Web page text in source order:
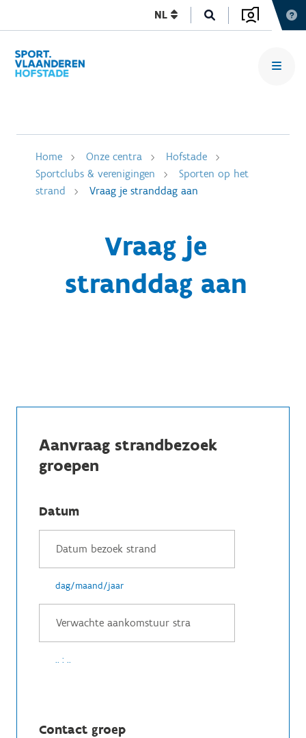
NL
Home Onze centra
Hofstade
Sportclubs & verenigingen
Sporten op het
strand
Vraag je stranddag aan
Vraag je
stranddag aan
Aanvraag strandbezoek
groepen
Datum
dag/maand/jaar
.. : ..
Contact groep